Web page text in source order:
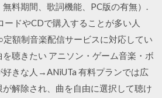
料期間、歌詞機能、PC版の有無）.
ードやCDで購入することが多い人
定額制音楽配信サービスに対応してい
聴きたい アニソン・ゲーム音楽・ボ
好きな人→ANiUTa 有料プランでは広
解除され、曲を自由に選択して聴け